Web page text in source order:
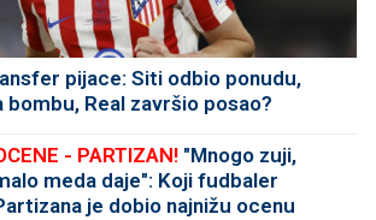
pijace: Siti odbio ponudu,
Real završio posao?
- PARTIZAN! "Mnogo zuji,
meda daje": Koji fudbaler
je dobio najnižu ocenu